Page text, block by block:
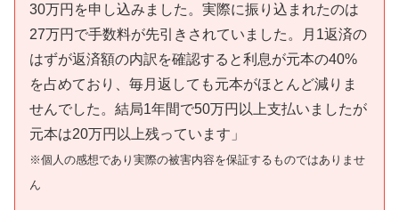
30万円を申し込みました。実際に振り込まれたのは
27万円で手数料が先引きされていました。月1返済の
はずが返済額の内訳を確認すると利息が元本の40%
を占めており、毎月返しても元本がほとんど減りま
せんでした。結局1年間で50万円以上支払いましたが
元本は20万円以上残っています」
※個人の感想であり実際の被害内容を保証するものではありませ
ん